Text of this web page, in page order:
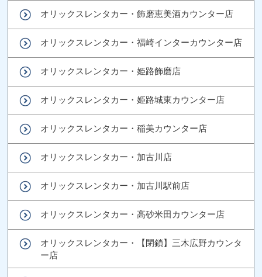
オリックスレンタカー・飾磨恵美酒カウンター店
オリックスレンタカー・福崎インターカウンター店
オリックスレンタカー・姫路飾磨店
オリックスレンタカー・姫路城東カウンター店
オリックスレンタカー・稲美カウンター店
オリックスレンタカー・加古川店
オリックスレンタカー・加古川駅前店
オリックスレンタカー・高砂米田カウンター店
オリックスレンタカー・【閉鎖】三木広野カウンタ
ー店